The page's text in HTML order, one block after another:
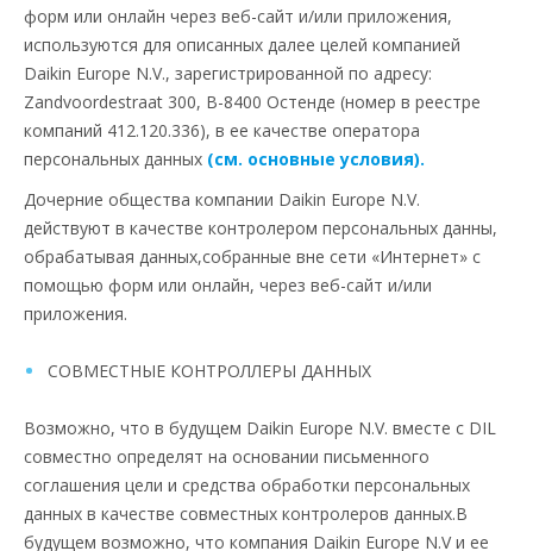
форм или онлайн через веб-сайт и/или приложения,
используются для описанных далее целей компанией
Daikin Europe N.V., зарегистрированной по адресу:
Zandvoordestraat 300, B-8400 Остенде (номер в реестре
компаний 412.120.336), в ее качестве оператора
персональных данных (см. основные условия).
Дочерние общества компании Daikin Europe N.V.
действуют в качестве контролером персональных данны,
обрабатывая данных,собранные вне сети «Интернет» с
помощью форм или онлайн, через веб-сайт и/или
приложения.
СОВМЕСТНЫЕ КОНТРОЛЛЕРЫ ДАННЫХ
Возможно, что в будущем Daikin Europe N.V. вместе с DIL
совместно определят на основании письменного
соглашения цели и средства обработки персональных
данных в качестве совместных контролеров данных.В
будущем возможно, что компания Daikin Europe N.V и ее